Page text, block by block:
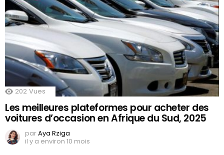
202 Vues
Les meilleures plateformes pour acheter des
voitures d’occasion en Afrique du Sud, 2025
parAya Rziga
il y a environ 10 mois